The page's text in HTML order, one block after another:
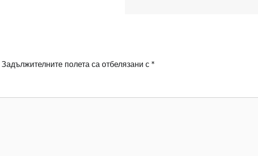
Задължителните полета са отбелязани с *